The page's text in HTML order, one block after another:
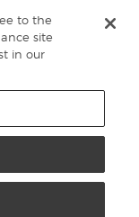
(ej från
to the
site
in our